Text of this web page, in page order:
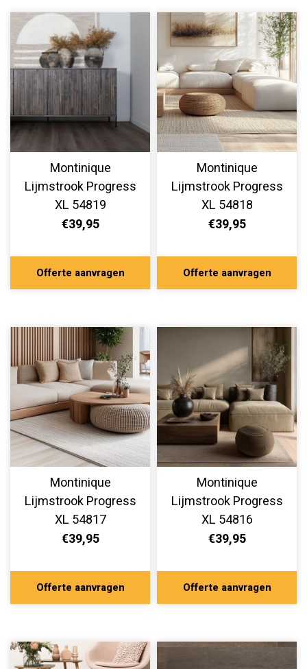
Montinique
Lijmstrook Progress
XL 54819
€39,95
Offerte aanvragen
Montinique
Lijmstrook Progress
XL 54818
€39,95
Offerte aanvragen
Montinique
Lijmstrook Progress
XL 54817
€39,95
Offerte aanvragen
Montinique
Lijmstrook Progress
XL 54816
€39,95
Offerte aanvragen